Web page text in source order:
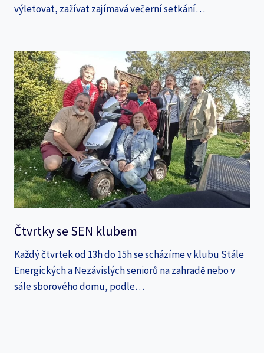
výletovat, zažívat zajímavá večerní setkání…
Čtvrtky se SEN klubem
Každý čtvrtek od 13h do 15h se scházíme v klubu Stále
Energických a Nezávislých seniorů na zahradě nebo v
sále sborového domu, podle…